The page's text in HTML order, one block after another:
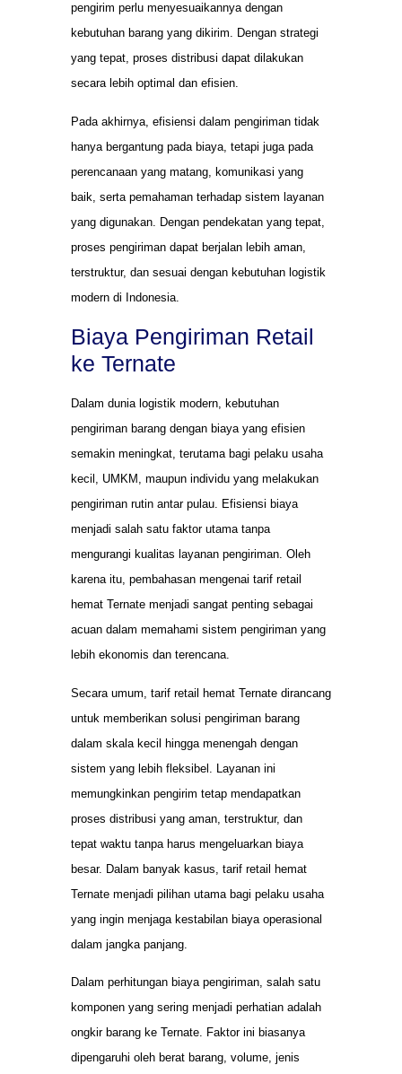
pengirim perlu menyesuaikannya dengan
kebutuhan barang yang dikirim. Dengan strategi
yang tepat, proses distribusi dapat dilakukan
secara lebih optimal dan efisien.
Pada akhirnya, efisiensi dalam pengiriman tidak
hanya bergantung pada biaya, tetapi juga pada
perencanaan yang matang, komunikasi yang
baik, serta pemahaman terhadap sistem layanan
yang digunakan. Dengan pendekatan yang tepat,
proses pengiriman dapat berjalan lebih aman,
terstruktur, dan sesuai dengan kebutuhan logistik
modern di Indonesia.
Biaya Pengiriman Retail
ke Ternate
Dalam dunia logistik modern, kebutuhan
pengiriman barang dengan biaya yang efisien
semakin meningkat, terutama bagi pelaku usaha
kecil, UMKM, maupun individu yang melakukan
pengiriman rutin antar pulau. Efisiensi biaya
menjadi salah satu faktor utama tanpa
mengurangi kualitas layanan pengiriman. Oleh
karena itu, pembahasan mengenai tarif retail
hemat Ternate menjadi sangat penting sebagai
acuan dalam memahami sistem pengiriman yang
lebih ekonomis dan terencana.
Secara umum, tarif retail hemat Ternate dirancang
untuk memberikan solusi pengiriman barang
dalam skala kecil hingga menengah dengan
sistem yang lebih fleksibel. Layanan ini
memungkinkan pengirim tetap mendapatkan
proses distribusi yang aman, terstruktur, dan
tepat waktu tanpa harus mengeluarkan biaya
besar. Dalam banyak kasus, tarif retail hemat
Ternate menjadi pilihan utama bagi pelaku usaha
yang ingin menjaga kestabilan biaya operasional
dalam jangka panjang.
Dalam perhitungan biaya pengiriman, salah satu
komponen yang sering menjadi perhatian adalah
ongkir barang ke Ternate. Faktor ini biasanya
dipengaruhi oleh berat barang, volume, jenis